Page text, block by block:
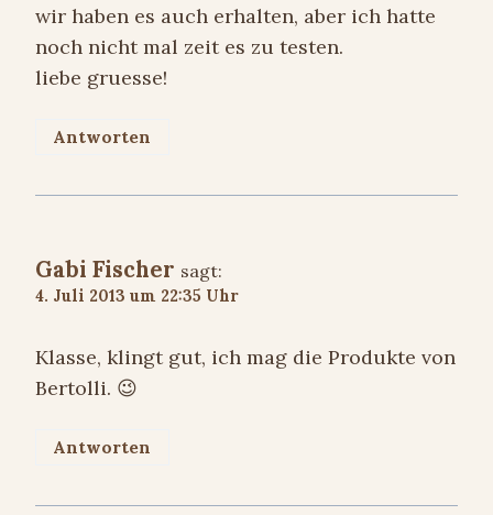
wir haben es auch erhalten, aber ich hatte
noch nicht mal zeit es zu testen.
liebe gruesse!
Antworten
Gabi Fischer sagt:
4. Juli 2013 um 22:35 Uhr
Klasse, klingt gut, ich mag die Produkte von
Bertolli. 😉
Antworten